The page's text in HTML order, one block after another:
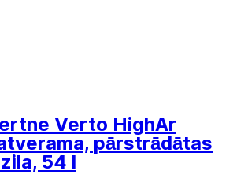
Verto HighAr
pārstrādātas
54 l